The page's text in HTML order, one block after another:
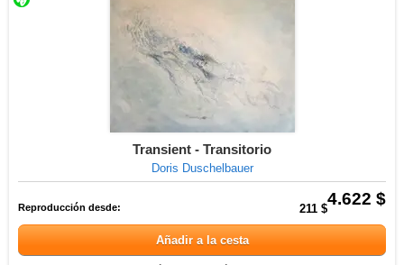
Transient - Transitorio
Doris Duschelbauer
4.622 $
Reproducción desde: 211 $
Añadir a la cesta